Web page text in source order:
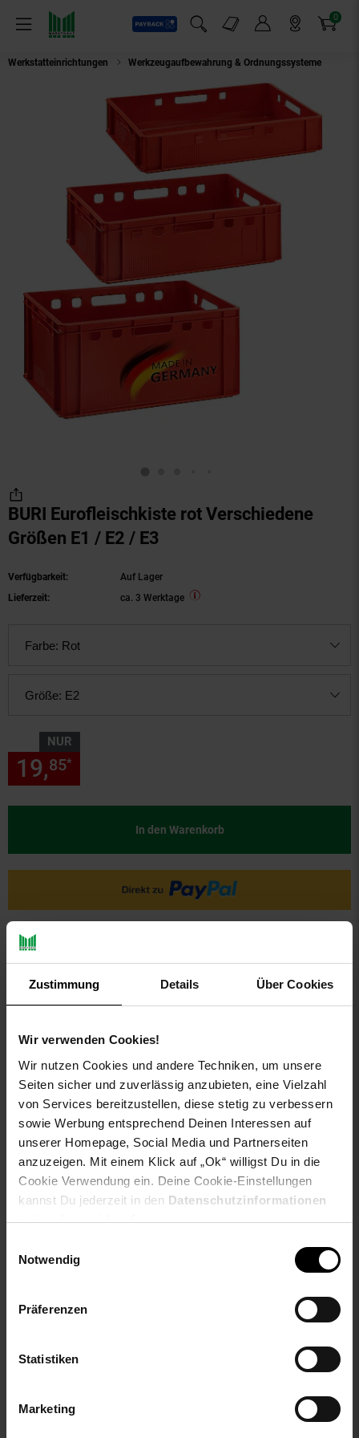
Zustimmung Details Über Cookies
Wir verwenden Cookies!
Wir nutzen Cookies und andere Techniken, um unsere
Seiten sicher und zuverlässig anzubieten, eine Vielzahl
von Services bereitzustellen, diese stetig zu verbessern
sowie Werbung entsprechend Deinen Interessen auf
unserer Homepage, Social Media und Partnerseiten
anzuzeigen. Mit einem Klick auf „Ok“ willigst Du in die
Cookie Verwendung ein. Deine Cookie-Einstellungen
kannst Du jederzeit in den Datenschutzinformationen
ändern bzw. widerrufen.
Notwendig
Präferenzen
Statistiken
Marketing
Menü
Payback
Suchfeld einblenden
Markt-Angebote 0
Artikel
Werkstatteinrichtungen
Werkzeugaufbewahrung & Ordnungssysteme
BURI Eurofleischkiste rot Verschiedene
Größen E1 / E2 / E3
Verfügbarkeit:
Auf Lager
Lieferzeit:
ca. 3 Werktage
Farbe: Rot
Größe: E2
NUR
19,85*
In den Warenkorb
PAYBACK
Payback Punkte Basis°Punkte:
Produktbeschreibung
Eurofleischkiste E1 / E2 / E3 - auch in anderen Bereichen
Made in Germany
Stoßfestes HDPE
Taragewicht 1,5kg / 2kg / 3kg
Artikelnummer: 3107705001